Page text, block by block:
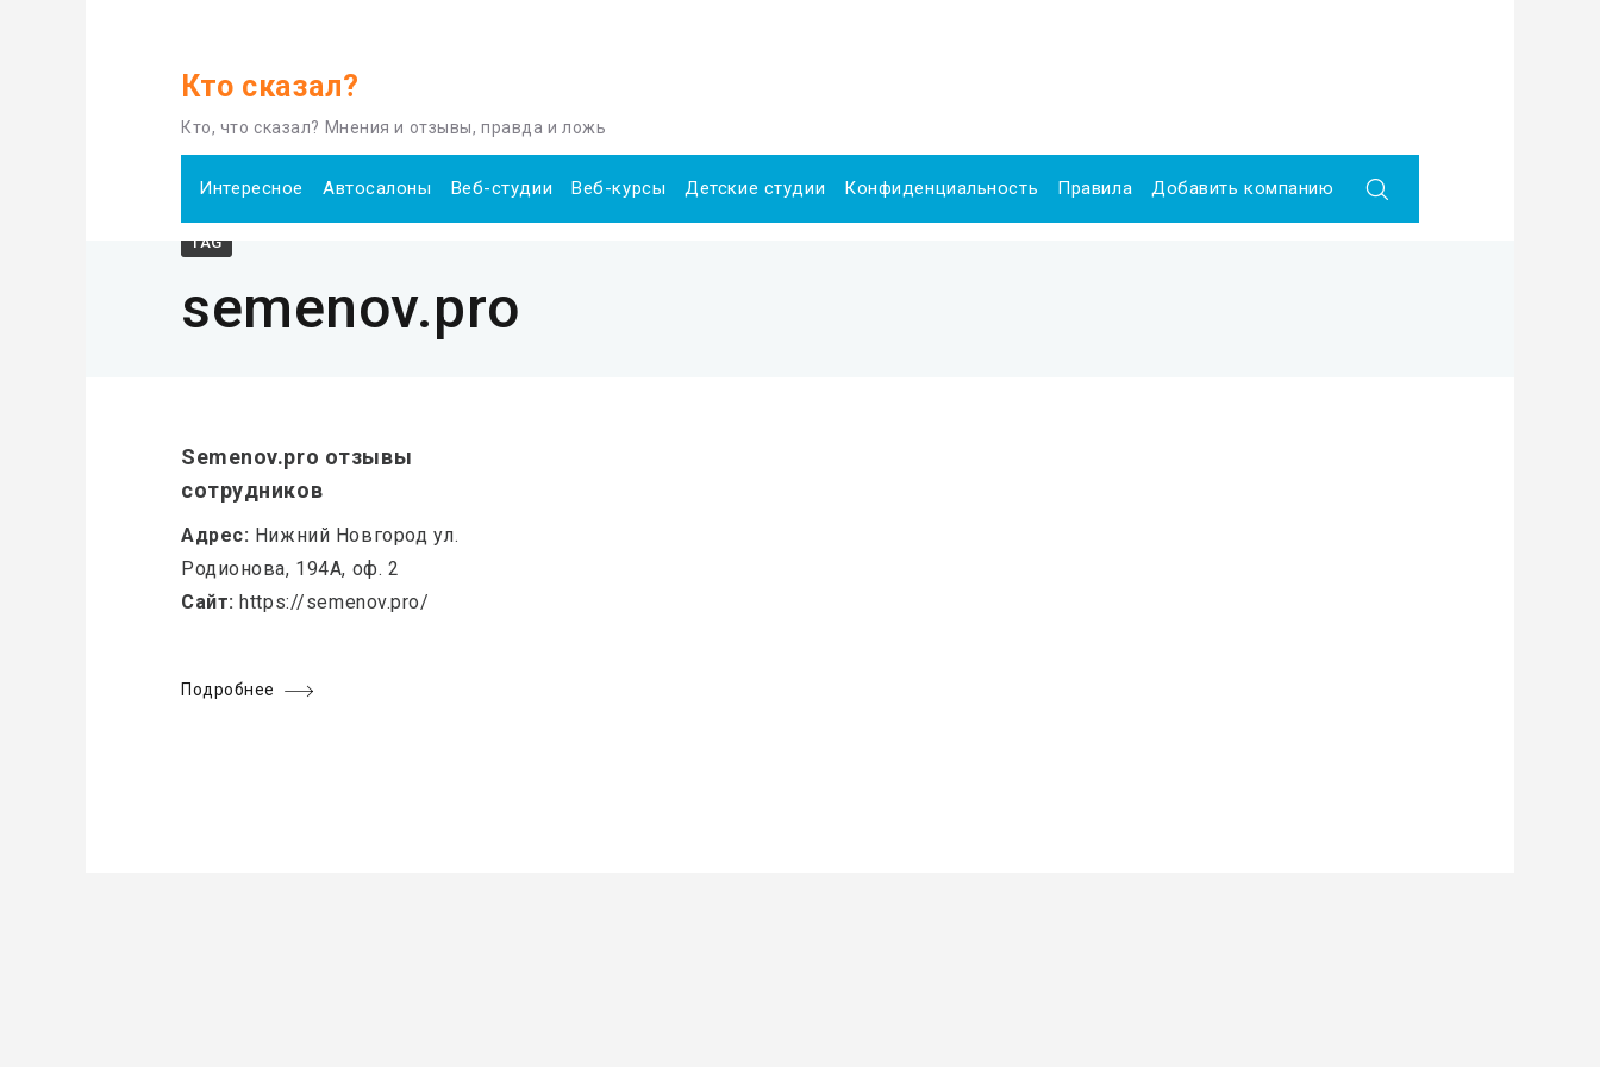
Кто сказал?
Кто, что сказал? Мнения и отзывы, правда и ложь
Интересное Автосалоны Веб-студии Веб-курсы Детские студии Конфиденциальность Правила Добавить компанию
TAG
semenov.pro
Semenov.pro отзывы
сотрудников
Адрес: Нижний Новгород ул.
Родионова, 194А, оф. 2
Сайт: https://semenov.pro/
Подробнее